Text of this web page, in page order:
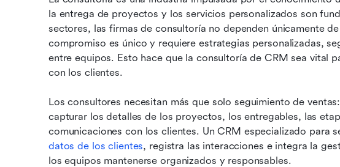
la entrega de proyectos y los servicios personalizados son
sectores, las firmas de consultoría no dependen únicamente
compromiso es único y requiere estrategias personalizadas,
entre equipos. Esto hace que la consultoría de CRM sea vital
con los clientes.
Los consultores necesitan más que solo seguimiento de
capturar los detalles de los proyectos, los entregables, las
datos de los clientes, registra las interacciones e integra la
los equipos mantenerse organizados y responsables.